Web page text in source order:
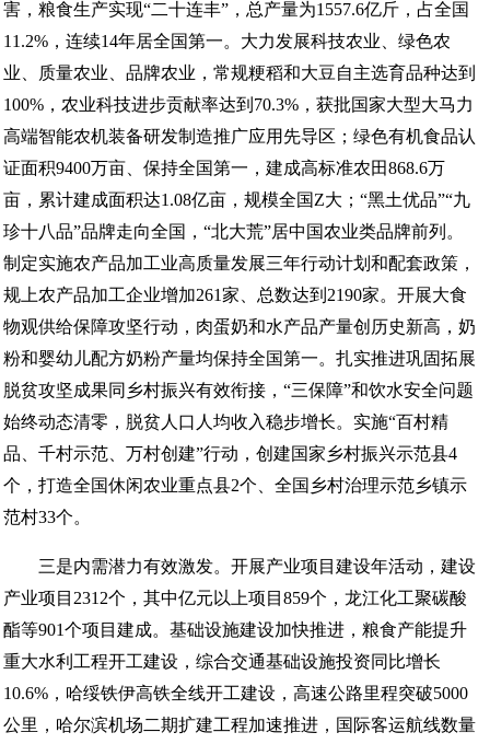
害，粮食生产实现“二十连丰”，总产量为1557.6亿斤，占全国
11.2%，连续14年居全国第一。大力发展科技农业、绿色农
业、质量农业、品牌农业，常规粳稻和大豆自主选育品种达到
100%，农业科技进步贡献率达到70.3%，获批国家大型大马力
高端智能农机装备研发制造推广应用先导区；绿色有机食品认
证面积9400万亩、保持全国第一，建成高标准农田868.6万
亩，累计建成面积达1.08亿亩，规模全国Z大；“黑土优品”“九
珍十八品”品牌走向全国，“北大荒”居中国农业类品牌前列。
制定实施农产品加工业高质量发展三年行动计划和配套政策，
规上农产品加工企业增加261家、总数达到2190家。开展大食
物观供给保障攻坚行动，肉蛋奶和水产品产量创历史新高，奶
粉和婴幼儿配方奶粉产量均保持全国第一。扎实推进巩固拓展
脱贫攻坚成果同乡村振兴有效衔接，“三保障”和饮水安全问题
始终动态清零，脱贫人口人均收入稳步增长。实施“百村精
品、千村示范、万村创建”行动，创建国家乡村振兴示范县4
个，打造全国休闲农业重点县2个、全国乡村治理示范乡镇示
范村33个。
三是内需潜力有效激发。开展产业项目建设年活动，建设
产业项目2312个，其中亿元以上项目859个，龙江化工聚碳酸
酯等901个项目建成。基础设施建设加快推进，粮食产能提升
重大水利工程开工建设，综合交通基础设施投资同比增长
10.6%，哈绥铁伊高铁全线开工建设，高速公路里程突破5000
公里，哈尔滨机场二期扩建工程加速推进，国际客运航线数量